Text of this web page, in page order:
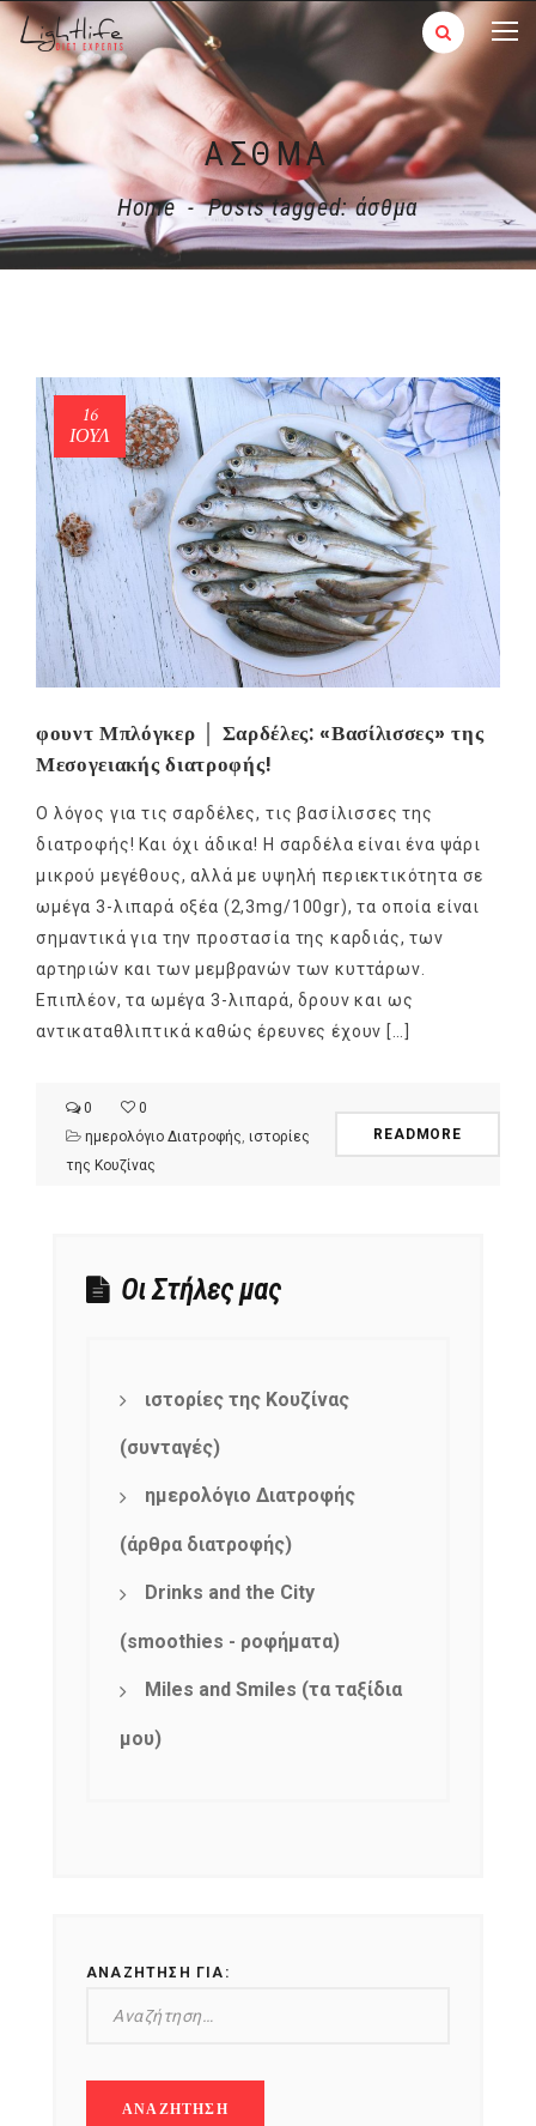
ΆΣΘΜΑ
Home - Posts tagged: άσθμα
16
ΙΟΎΛ
φουντ Μπλόγκερ │ Σαρδέλες: «Βασίλισσες» της
Μεσογειακής διατροφής!
Ο λόγος για τις σαρδέλες, τις βασίλισσες της
διατροφής! Και όχι άδικα! Η σαρδέλα είναι ένα ψάρι
μικρού μεγέθους, αλλά με υψηλή περιεκτικότητα σε
ωμέγα 3-λιπαρά οξέα (2,3mg/100gr), τα οποία είναι
σημαντικά για την προστασία της καρδιάς, των
αρτηριών και των μεμβρανών των κυττάρων.
Επιπλέον, τα ωμέγα 3-λιπαρά, δρουν και ως
αντικαταθλιπτικά καθώς έρευνες έχουν […]
0
0
ημερολόγιο Διατροφής ιστορίες
της Κουζίνας
READMORE
Οι Στήλες μας
ιστορίες της Κουζίνας
(συνταγές)
ημερολόγιο Διατροφής
(άρθρα διατροφής)
Drinks and the City
(smoothies - ροφήματα)
Miles and Smiles (τα ταξίδια
μου)
ΑΝΑΖΉΤΗΣΗ ΓΙΑ: